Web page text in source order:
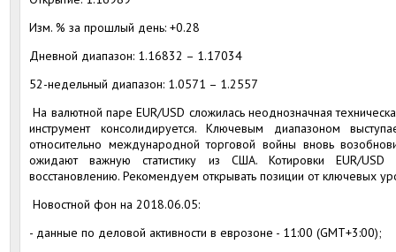
Изм. % за прошлый день: +0.28
Дневной диапазон: 1.16832 – 1.17034
52-недельный диапазон: 1.0571 – 1.2557
На валютной паре EUR/USD сложилась неоднозначная
инструмент консолидируется. Ключевым диапазоном
относительно международной торговой войны вновь
ожидают важную статистику из США. Котировки EUR/
восстановлению. Рекомендуем открывать позиции от ключевых
Новостной фон на 2018.06.05:
- данные по деловой активности в еврозоне - 11:00 (GMT+3:00);